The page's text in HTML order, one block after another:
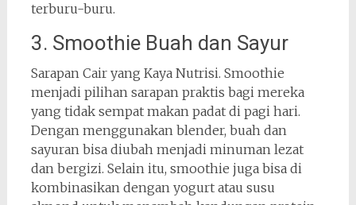
terburu-buru.
3. Smoothie Buah dan Sayur
Sarapan Cair yang Kaya Nutrisi. Smoothie
menjadi pilihan sarapan praktis bagi mereka
yang tidak sempat makan padat di pagi hari.
Dengan menggunakan blender, buah dan
sayuran bisa diubah menjadi minuman lezat
dan bergizi. Selain itu, smoothie juga bisa di
kombinasikan dengan yogurt atau susu